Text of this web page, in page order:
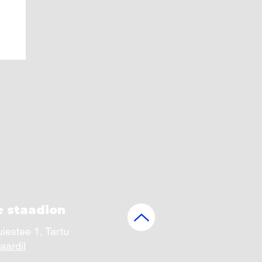
staadion
1, Tartu